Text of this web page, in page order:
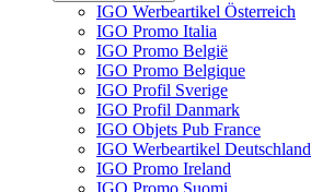
IGO Werbeartikel Österreich
IGO Promo Italia
IGO Promo België
IGO Promo Belgique
IGO Profil Sverige
IGO Profil Danmark
IGO Objets Pub France
IGO Werbeartikel Deutschland
IGO Promo Ireland
IGO Promo Suomi